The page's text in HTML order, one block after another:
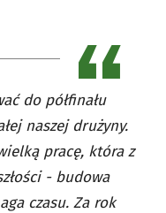
do półfinału
naszej drużyny.
pracę, która z
- budowa
czasu. Za rok